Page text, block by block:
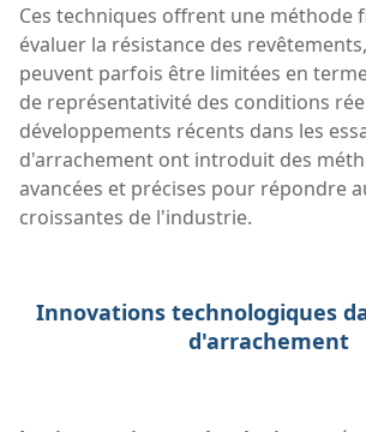
Ces techniques offrent une méthode
évaluer la résistance des
peuvent parfois être limitées en
de représentativité des conditions
développements récents dans les
d'arrachement ont introduit des
avancées et précises pour répondre
croissantes de l'industrie.
Innovations technologiques
d'arrachement